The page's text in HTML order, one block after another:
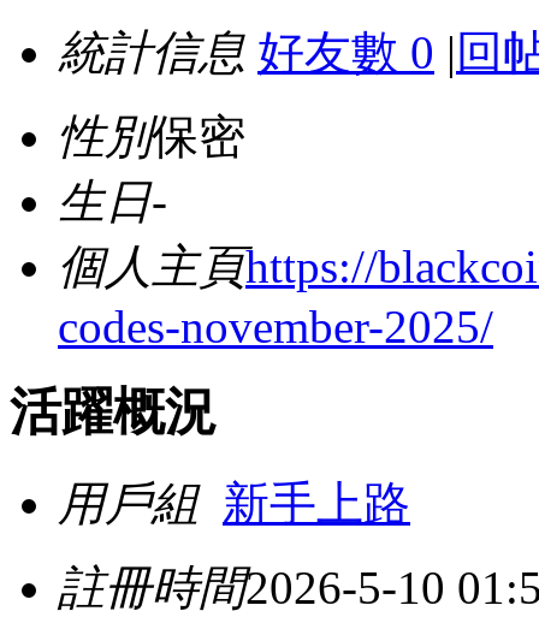
統計信息 好友數 0 | 回
性別保密
生日-
個人主頁https://
codes-november-2025/
活躍概況
用戶組 新手上路
註冊時間2026-5-10